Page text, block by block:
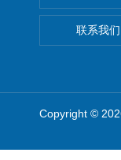
联系我们
Copyright ©